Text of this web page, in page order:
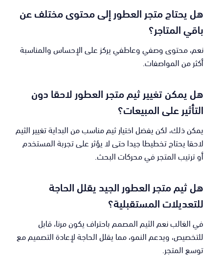
هل يحتاج متجر العطور إلى محتوى مختلف عن
باقي المتاجر؟
نعم، محتوى وصفي وعاطفي يركز على الإحساس والمناسبة
أكثر من المواصفات.
هل يمكن تغيير ثيم متجر العطور لاحقا دون
التأثير على المبيعات؟
يمكن ذلك، لكن يفضل اختيار ثيم مناسب من البداية تغيير الثيم
لاحقا يحتاج تخطيطا جيدا حتى لا يؤثر على تجربة المستخدم
أو ترتيب المتجر في محركات البحث.
هل ثيم متجر العطور الجيد يقلل الحاجة
للتعديلات المستقبلية؟
في الغالب نعم الثيم المصمم باحتراف يكون مرنا، قابل
للتخصيص، ويدعم النمو، مما يقلل الحاجة لإعادة التصميم مع
توسع المتجر.